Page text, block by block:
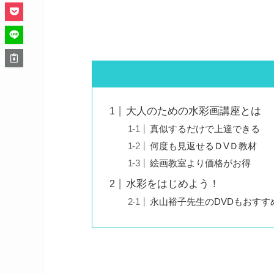
大人のための水彩画講座とは
真似するだけで上達できる
何度も見返せるＤVＤ教材
絵画教室より価格がお得
水彩をはじめよう！
永山裕子先生のDVDもおすす